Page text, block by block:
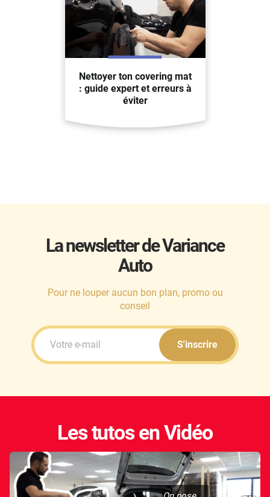
Nettoyer ton covering mat
: guide expert et erreurs à
éviter
La newsletter de Variance
Auto
Pour ne louper aucun bon plan, promo ou
conseil
S'inscrire
Les tutos en Vidéo